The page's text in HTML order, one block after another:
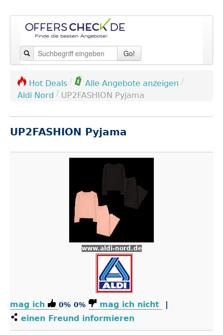
Go!
Hot Deals / Alle Angebote anzeigen /
Aldi Nord / UP2FASHION Pyjama
UP2FASHION Pyjama
www.aldi-nord.de
mag ich 0% 0% mag ich nicht
|
einen Freund informieren